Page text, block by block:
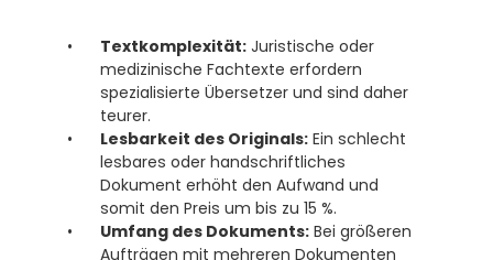
Textkomplexität: Juristische oder
medizinische Fachtexte erfordern
spezialisierte Übersetzer und sind daher
teurer.
Lesbarkeit des Originals: Ein schlecht
lesbares oder handschriftliches
Dokument erhöht den Aufwand und
somit den Preis um bis zu 15 %.
Umfang des Dokuments: Bei größeren
Aufträgen mit mehreren Dokumenten